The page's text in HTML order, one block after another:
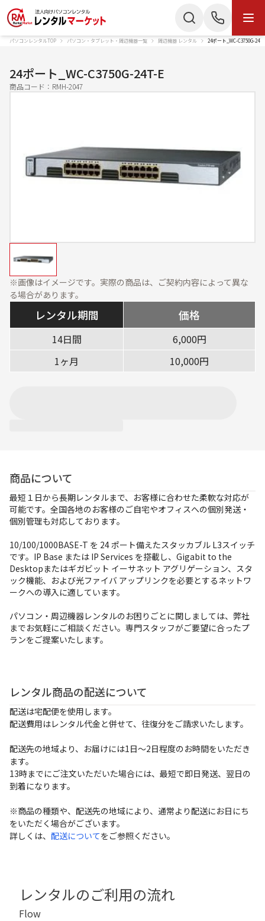
商品カテゴリー
タブレット Wi-Fiルーター
展示会・オフィス什器 周辺機器
ソフトウェア・オプショ
サービス・ソリューション
標準サービス 安心補償プラン
ご利用の流れ
レンタル利用期間につい
て 配送について
事例紹介
よくあるご質問
会社概要
050-3135-2199
受付時間 9：00〜17：30（土日祝休）
050-3135-2199
お問い合わせ
パソコンレンタルTOP パソコン・タブレット・周辺機器一覧 周辺機器 レンタル 24ポート_WC-C3750G-
レンタル期間 価格
14日間
6,000円
1ヶ月
10,000円
※画像はイメージです。実際の商品は、ご契約内容によって異な
る場合があります。
24ポート_WC-C3750G-24T-E
商品コード： RMH-2047
商品について
最短１日から長期レンタルまで、お客様に合わせた柔軟な対応が
可能です。全国各地のお客様のご自宅やオフィスへの個別発送・
個別管理も対応しております。
10/100/1000BASE-T を 24 ポート備えたスタッカブル L3スイッチ
です。IP Base または IP Services を搭載し、Gigabit to the
Desktopまたはギガビット イーサネット アグリゲーション、スタ
ック機能、および光ファイバ アップリンクを必要とするネットワ
ークへの導入に適しています。
パソコン・周辺機器レンタルのお困りごとに関しましては、弊社
までお気軽にご相談ください。専門スタッフがご要望に合ったプ
ランをご提案いたします。
レンタル商品の配送について
配送は宅配便を使用します。
配送費用はレンタル代金と併せて、往復分をご請求いたします。
配送先の地域より、お届けには1日～2日程度のお時間をいただき
ます。
13時までにご注文いただいた場合には、最短で即日発送、翌日の
到着になります。
※商品の種類や、配送先の地域により、通常より配送にお日にち
をいただく場合がございます。
詳しくは、 配送についてをご参照ください。
レンタルのご利用の流れ
Flow